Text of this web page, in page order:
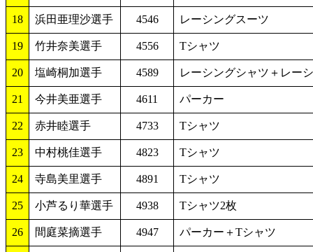
18 浜田亜理沙選手 4546 レーシングスーツ
19 竹井奈美選手 4556 Tシャツ
20 塩崎桐加選手 4589 レーシングシャツ＋レー
21 今井美亜選手 4611 パーカー
22 赤井睦選手 4733 Tシャツ
23 中村桃佳選手 4823 Tシャツ
24 寺島美里選手 4891 Tシャツ
25 小芦るり華選手 4938 Tシャツ2枚
26 間庭菜摘選手 4947 パーカー＋Tシャツ